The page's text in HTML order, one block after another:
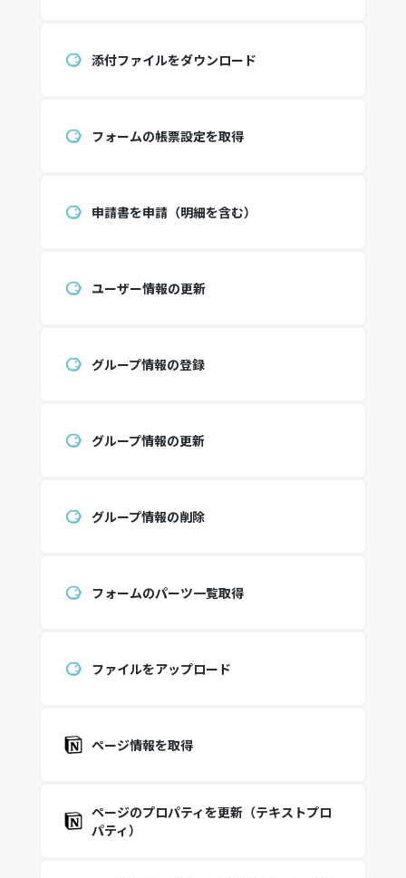
添付ファイルをダウンロード
フォームの帳票設定を取得
申請書を申請（明細を含む）
ユーザー情報の更新
グループ情報の登録
グループ情報の更新
グループ情報の削除
フォームのパーツ一覧取得
ファイルをアップロード
ページ情報を取得
ページのプロパティを更新（テキストプロ
パティ）